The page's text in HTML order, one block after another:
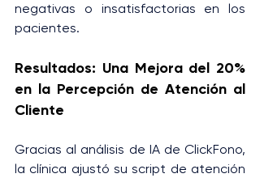
negativas o insatisfactorias en los
pacientes.
Resultados: Una Mejora del 20%
en la Percepción de Atención al
Cliente
Gracias al análisis de IA de ClickFono,
la clínica ajustó su script de atención